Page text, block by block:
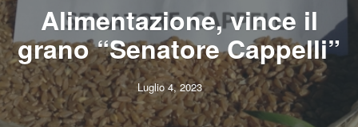
Alimentazione, vince il
grano “Senatore Cappelli”
Luglio 4, 2023